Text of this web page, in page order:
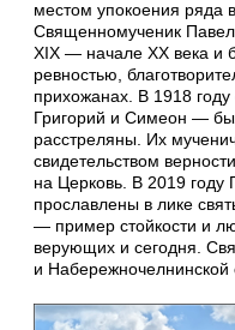
местом упокоения ряда
Священномученик
XIX — начале XX века и
ревностью,
прихожанах. В 1918
Григорий и Симеон —
расстреляны. Их
свидетельством
на Церковь. В 2019
прославлены в лике
— пример стойкости и
верующих и сегодня.
и Набережночелнинской